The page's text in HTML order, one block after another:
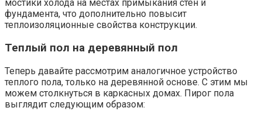
мостики холода на местах примыкания стен и
фундамента, что дополнительно повысит
теплоизоляционные свойства конструкции.
Теплый пол на деревянный пол
Теперь давайте рассмотрим аналогичное устройство
теплого пола, только на деревянной основе. С этим мы
можем столкнуться в каркасных домах. Пирог пола
выглядит следующим образом: